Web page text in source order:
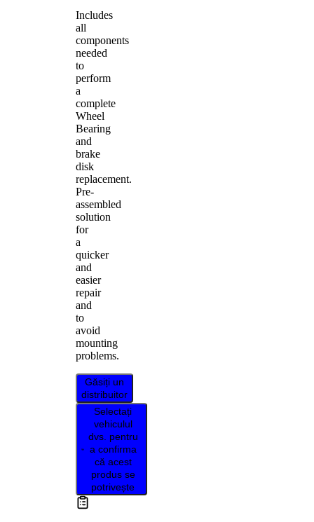
Includes
all
components
needed
to
perform
a
complete
Wheel
Bearing
and
brake
disk
replacement.
Pre-
assembled
solution
for
a
quicker
and
easier
repair
and
to
avoid
mounting
problems.
Găsiți un
distribuitor
Selectați
vehiculul
dvs. pentru
a confirma
că acest
produs se
potrivește